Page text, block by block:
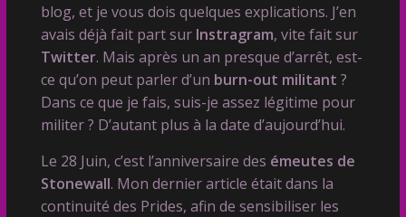
blog, et je vous dois quelques explications. J’en
avais déjà fait part sur Instragram, vite fait sur
Twitter. Mais après un an presque d’arrêt, est-
ce qu’on peut parler d’un burn-out militant ?
Dans ce que je fais, suis-je assez légitime pour
militer ? D’autant plus à la date d’aujourd’hui.
Le 28 Juin, c’est l’anniversaire des émeutes de
Stonewall. Mon dernier article était dans la
continuité des Prides, afin de sensibiliser les